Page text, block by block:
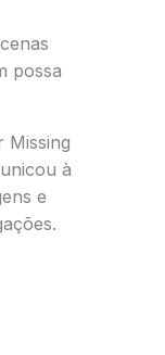
possa
Missing
à
e